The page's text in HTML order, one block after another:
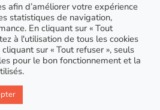
afin d’améliorer votre expérience
statistiques de navigation,
En cliquant sur « Tout
à l'utilisation de tous les cookies
sur « Tout refuser », seuls
pour le bon fonctionnement et la